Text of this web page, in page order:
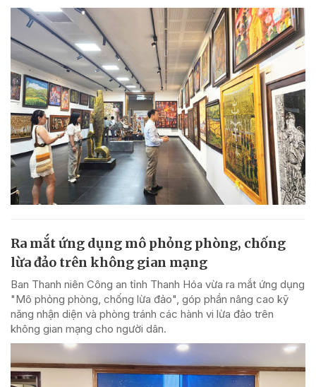
Ra mắt ứng dụng mô phỏng phòng, chống
lừa đảo trên không gian mạng
Ban Thanh niên Công an tỉnh Thanh Hóa vừa ra mắt ứng dụng
"Mô phỏng phòng, chống lừa đảo", góp phần nâng cao kỹ
năng nhận diện và phòng tránh các hành vi lừa đảo trên
không gian mạng cho người dân.